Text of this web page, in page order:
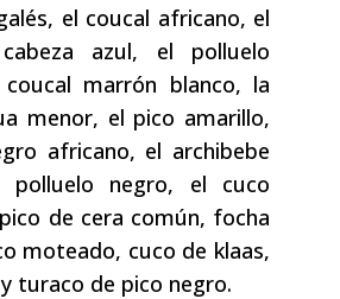
el coucal africano, el
azul, el polluelo
marrón blanco, la
menor, el pico amarillo,
africano, el archibebe
polluelo negro, el cuco
de cera común, focha
moteado, cuco de klaas,
turaco de pico negro.